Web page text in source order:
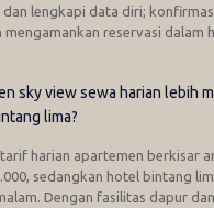
lengkapi data diri;
mengamankan reservasi dalam
sky view sewa harian lebih
lima?
harian apartemen berkisar
sedangkan hotel bintang
Dengan fasilitas dapur